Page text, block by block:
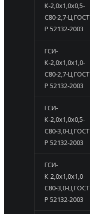
К-2,0х1,0х0,5-
С80-2,7-Ц ГОСТ
Р 52132-2003
ГСИ-
К-2,0х1,0х1,0-
С80-2,7-Ц ГОСТ
Р 52132-2003
ГСИ-
К-2,0х1,0х0,5-
С80-3,0-Ц ГОСТ
Р 52132-2003
ГСИ-
К-2,0х1,0х1,0-
С80-3,0-Ц ГОСТ
Р 52132-2003